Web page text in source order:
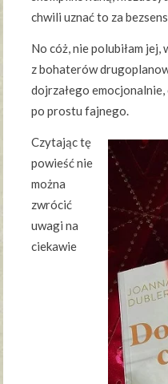
chwili uznać to za
No cóż, nie polubiłam
z bohaterów
dojrzałego
po prostu fajnego.
Czytając tę
powieść nie
można
zwrócić
uwagi na
ciekawie